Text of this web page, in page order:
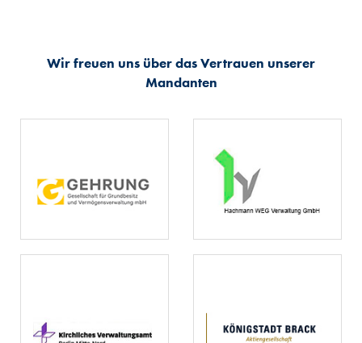
Wir freuen uns über das Vertrauen unserer
Mandanten